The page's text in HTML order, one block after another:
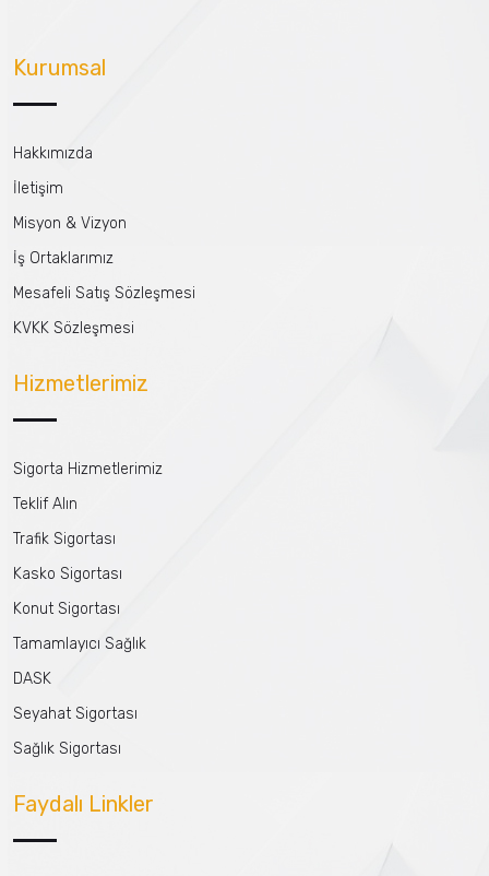
Kurumsal
Hakkımızda
İletişim
Misyon & Vizyon
İş Ortaklarımız
Mesafeli Satış Sözleşmesi
KVKK Sözleşmesi
Hizmetlerimiz
Sigorta Hizmetlerimiz
Teklif Alın
Trafik Sigortası
Kasko Sigortası
Konut Sigortası
Tamamlayıcı Sağlık
DASK
Seyahat Sigortası
Sağlık Sigortası
Faydalı Linkler